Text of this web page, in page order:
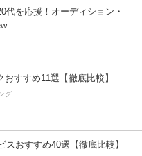
代を応援！オーディション・
すすめ11選【徹底比較】
グ
スおすすめ40選【徹底比較】